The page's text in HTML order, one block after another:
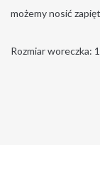
możemy nosić
Rozmiar woreczka: